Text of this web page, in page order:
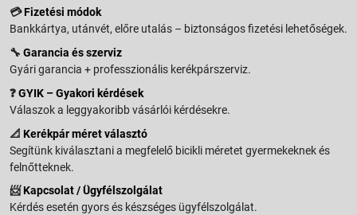
💳Fizetési módok
Bankkártya, utánvét, előre utalás – biztonságos fizetési lehetőségek.
🔧 Garancia és szerviz
Gyári garancia + professzionális kerékpárszerviz.
❓GYIK – Gyakori kérdések
Válaszok a leggyakoribb vásárlói kérdésekre.
📐 Kerékpár méret választó
Segítünk kiválasztani a megfelelő bicikli méretet gyermekeknek és
felnőtteknek.
📨Kapcsolat / Ügyfélszolgálat
Kérdés esetén gyors és készséges ügyfélszolgálat.